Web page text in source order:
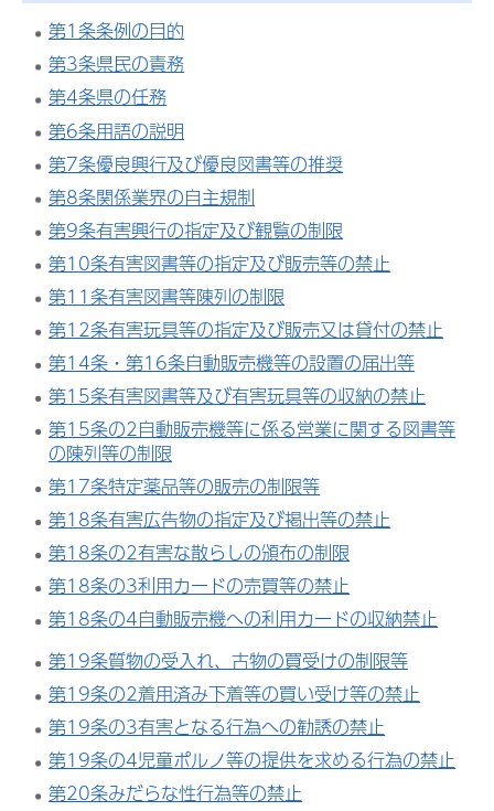
第1条条例の目的
第3条県民の責務
第4条県の任務
第6条用語の説明
第7条優良興行及び優良図書等の推奨
第8条関係業界の自主規制
第9条有害興行の指定及び観覧の制限
第10条有害図書等の指定及び販売等の禁止
第11条有害図書等陳列の制限
第12条有害玩具等の指定及び販売又は貸付の禁止
第14条・第16条自動販売機等の設置の届出等
第15条有害図書等及び有害玩具等の収納の禁止
第15条の2自動販売機等に係る営業に関する図書等
の陳列等の制限
第17条特定薬品等の販売の制限等
第18条有害広告物の指定及び掲出等の禁止
第18条の2有害な散らしの頒布の制限
第18条の3利用カードの売買等の禁止
第18条の4自動販売機への利用カードの収納禁止
第19条質物の受入れ、古物の買受けの制限等
第19条の2着用済み下着等の買い受け等の禁止
第19条の3有害となる行為への勧誘の禁止
第19条の4児童ポルノ等の提供を求める行為の禁止
第20条みだらな性行為等の禁止